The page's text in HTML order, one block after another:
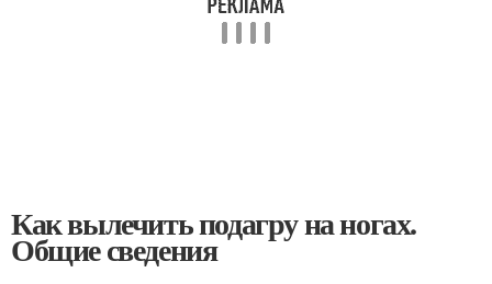
Как вылечить подагру на ногах.
Общие сведения